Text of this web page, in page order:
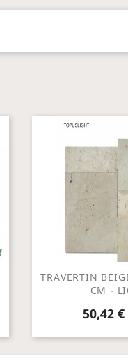
TRAVERTIN
CM -
50,42